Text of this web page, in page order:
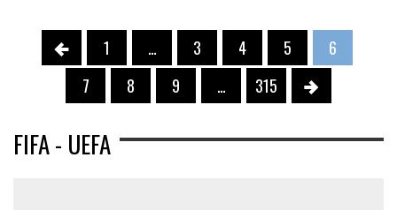
1 … 3 4 5
6
7
8 9 … 315
FIFA - UEFA